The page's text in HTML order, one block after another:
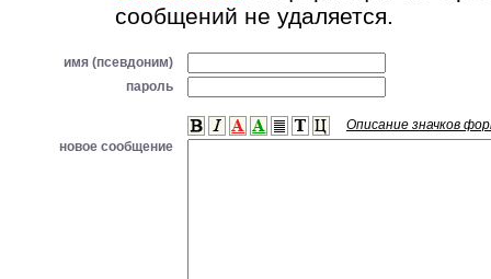
сообщений не удаляется.
имя (псевдоним)
пароль
Описание значков
новое сообщение